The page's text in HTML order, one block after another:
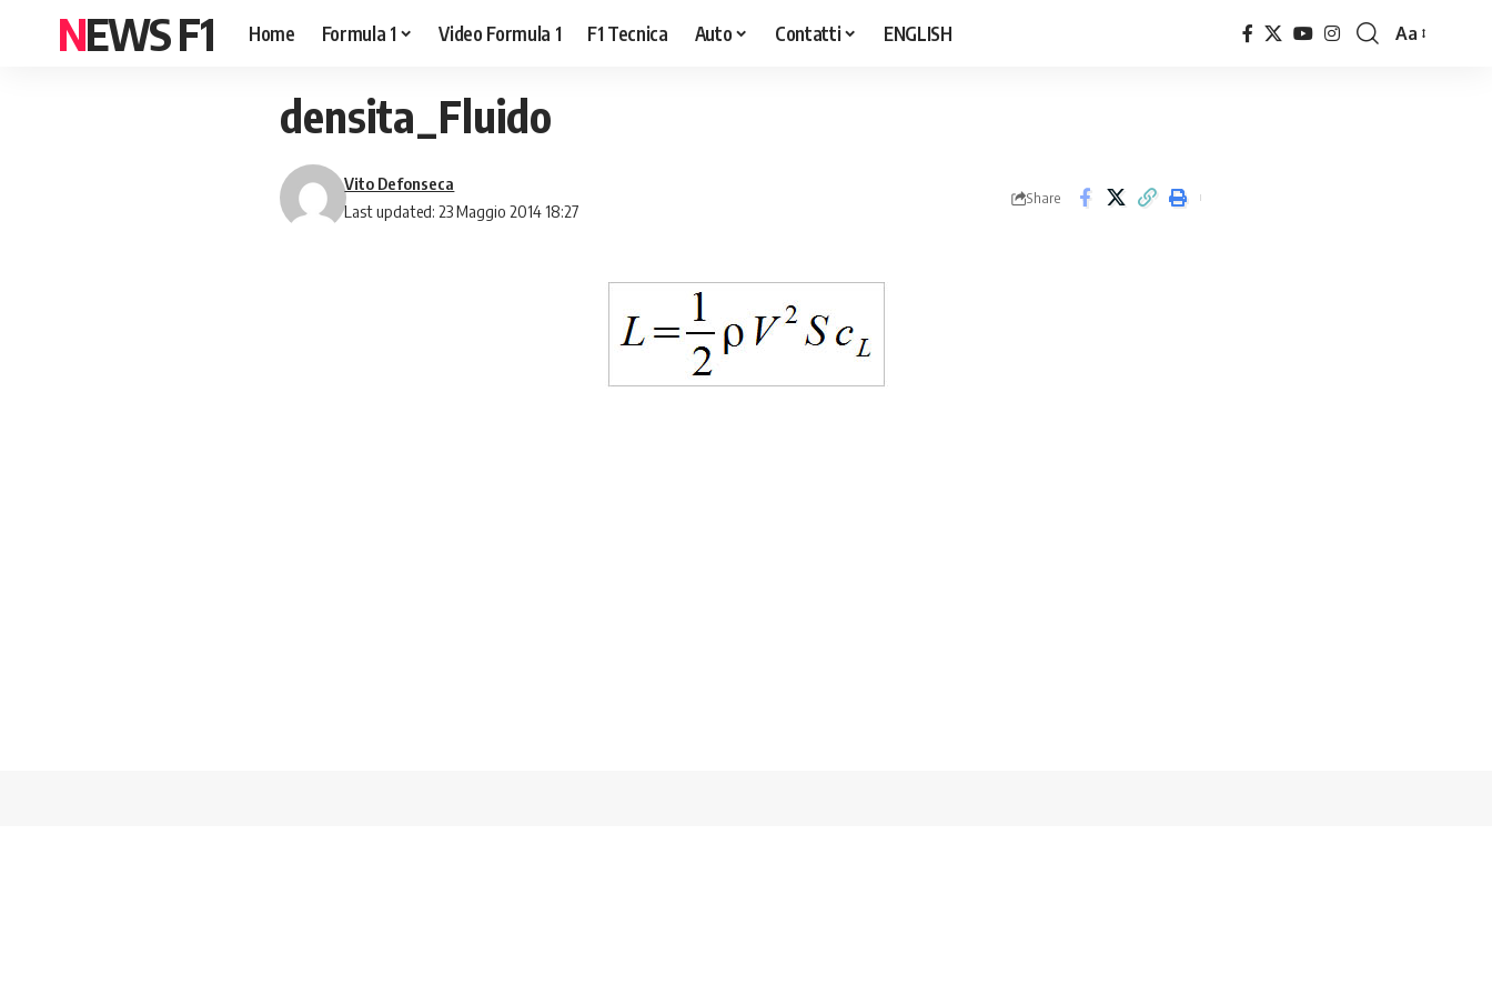
NEWS F1 Home Formula 1 Video Formula 1 F1 Tecnica Auto Contatti ENGLISH
Font
Aa
densita_Fluido
Last updated: 23 Maggio 2014 18:27
Vito Defonseca
Share